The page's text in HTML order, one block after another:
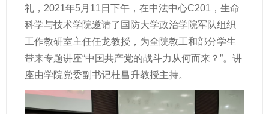
礼，2021年5月 11 日下午，在中法中心C201， 生命
科学与技术学院邀请了国防大学政治学院军队组织
工作教研室主任任龙教授， 为全院教工和部分学生
带来专题讲座“中国共产党的战斗力从何而来？”。讲
座由学院党委副书记杜昌升教授主持。